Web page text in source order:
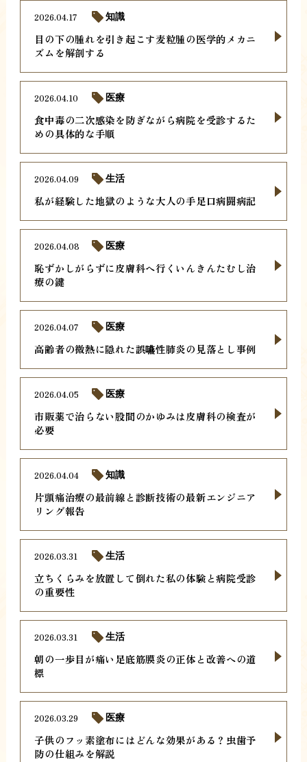
目の下の腫れを引き起こす麦粒腫の医学的メカニ
ズムを解剖する
2026.04.17 知識
食中毒の二次感染を防ぎながら病院を受診するた
めの具体的な手順
2026.04.10 医療
私が経験した地獄のような大人の手足口病闘病記
2026.04.09 生活
恥ずかしがらずに皮膚科へ行くいんきんたむし治
療の鍵
2026.04.08 医療
高齢者の微熱に隠れた誤嚥性肺炎の見落とし事例
2026.04.07 医療
市販薬で治らない股間のかゆみは皮膚科の検査が
必要
2026.04.05 医療
片頭痛治療の最前線と診断技術の最新エンジニア
リング報告
2026.04.04 知識
立ちくらみを放置して倒れた私の体験と病院受診
の重要性
2026.03.31 生活
朝の一歩目が痛い足底筋膜炎の正体と改善への道
標
2026.03.31 生活
子供のフッ素塗布にはどんな効果がある？虫歯予
防の仕組みを解説
2026.03.29 医療